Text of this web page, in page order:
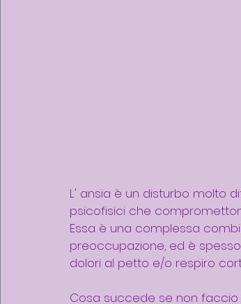
L' ansia è un disturbo molto
psicofisici che
Essa è una complessa
preoccupazione, ed è
dolori al petto e/o respiro
Cosa succede se non faccio